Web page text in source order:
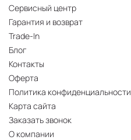
Сервисный центр
Гарантия и возврат
Trade-In
Блог
Контакты
Оферта
Политика конфиденциальности
Карта сайта
Заказать звонок
О компании